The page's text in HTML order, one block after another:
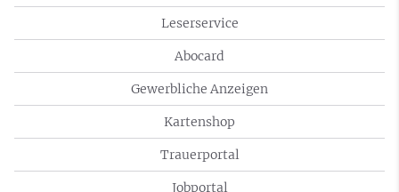
Leserservice
Abocard
Gewerbliche Anzeigen
Kartenshop
Trauerportal
Jobportal